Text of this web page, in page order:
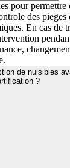
pour permettre
des pieges
En cas de
de nuisibles
?